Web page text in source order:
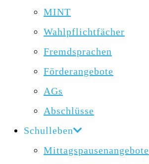
MINT
Wahlpflichtfächer
Fremdsprachen
Förderangebote
AGs
Abschlüsse
Schulleben
Mittagspausenangebote